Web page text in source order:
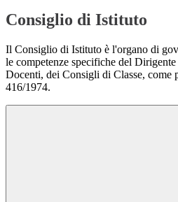
Consiglio di Istituto
Il Consiglio di Istituto è l'organo di
le competenze specifiche del
Docenti, dei Consigli di Classe, come
416/1974.